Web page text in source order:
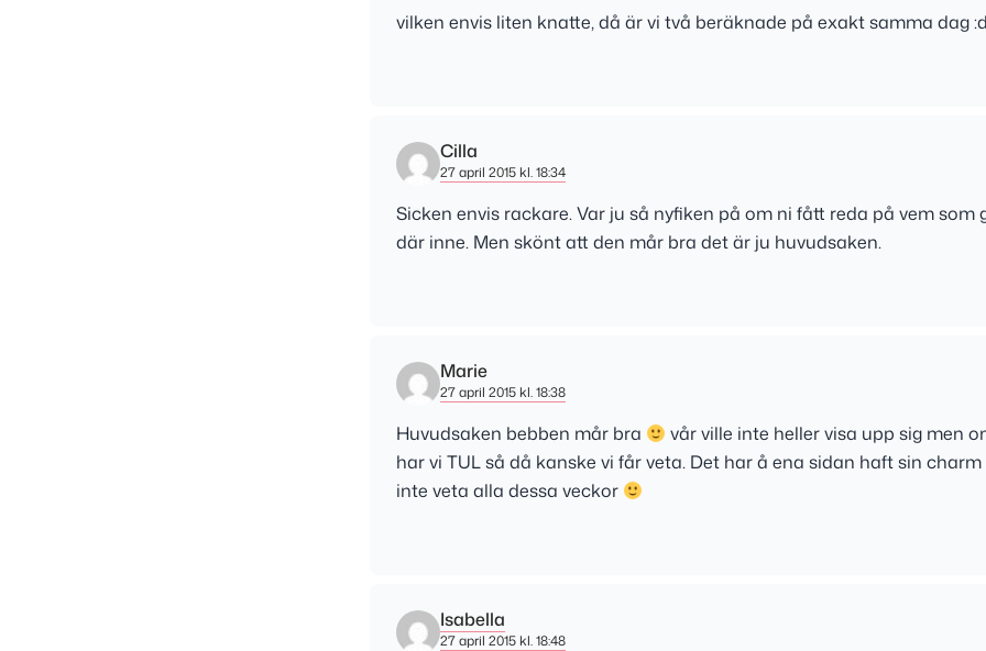
vilken envis liten knatte, då är vi två beräknade på exakt samma dag :d
Cilla
27 april 2015 kl. 18:34
Sicken envis rackare. Var ju så nyfiken på om ni fått reda på vem som
där inne. Men skönt att den mår bra det är ju huvudsaken.
Marie
27 april 2015 kl. 18:38
Huvudsaken bebben mår bra
vår ville inte heller visa upp sig men
har vi TUL så då kanske vi får veta. Det har å ena sidan haft sin
inte veta alla dessa veckor
Isabella
27 april 2015 kl. 18:48